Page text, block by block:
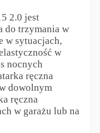
2.0 jest
do trzymania w
w sytuacjach,
w
nocnych
ręczna
dowolnym
ręczna
w garażu lub na